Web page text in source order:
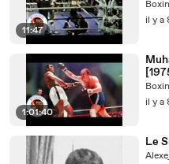
11:47
il y a
1:01:40
il y a
Le